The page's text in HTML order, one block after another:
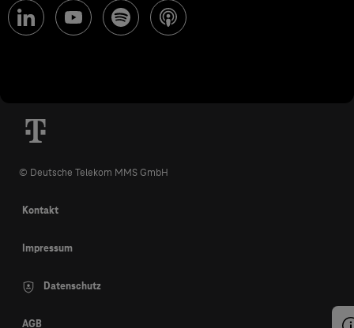
© Deutsche Telekom MMS GmbH
Kontakt
Impressum
Datenschutz
AGB